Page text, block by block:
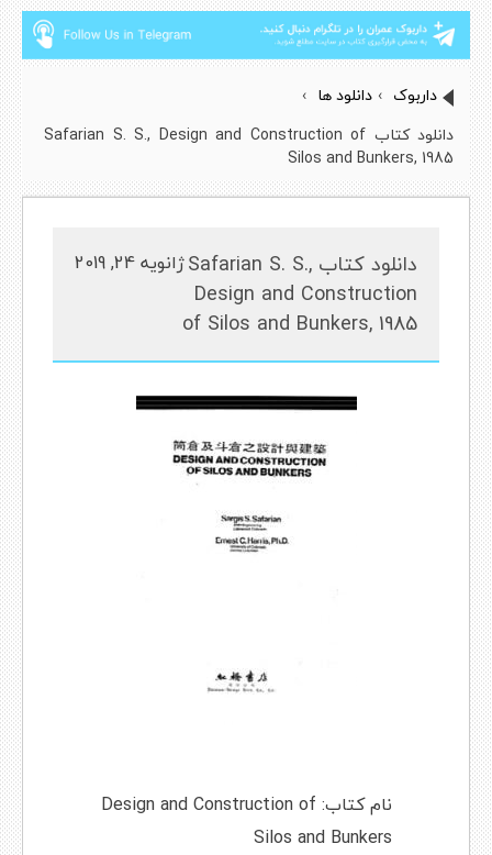
داربوک › دانلود ها ›
دانلود کتاب Safarian S. S., Design and Construction of
Silos and Bunkers, 1985
دانلود کتاب Safarian S. S.,
Design and Construction
of Silos and Bunkers, 1985
ژانویه 24, 2019
نام کتاب: Design and Construction of
Silos and Bunkers